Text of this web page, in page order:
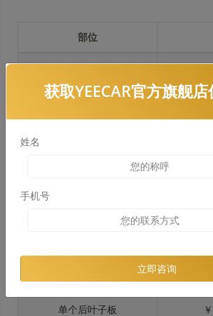
部位
前保险杠
引擎盖
车顶
单个后叶子板
获取YEECAR官方旗舰
姓名
手机号
立即咨询